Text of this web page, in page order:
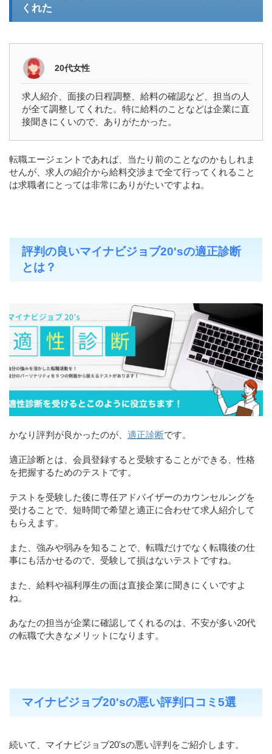
くれた
20代女性
求人紹介、面接の日程調整、給料の確認など、担当の人
が全て調整してくれた。特に給料のことなどは企業に直
接聞きにくいので、ありがたかった。
転職エージェントであれば、当たり前のことなのかもしれま
せんが、求人の紹介から給料交渉まで全て行ってくれること
は求職者にとっては非常にありがたいですよね。
評判の良いマイナビジョブ20'sの適正診断
とは？
かなり評判が良かったのが、 適正診断です。
適正診断とは、会員登録すると受験することができる、性格
を把握するためのテストです。
テストを受験した後に専任アドバイザーのカウンセルングを
受けることで、短時間で希望と適正に合わせて求人紹介して
もらえます。
また、強みや弱みを知ることで、転職だけでなく転職後の仕
事にも活かせるので、受験して損はないテストですね。
また、給料や福利厚生の面は直接企業に聞きにくいですよ
ね。
あなたの担当が企業に確認してくれるのは、不安が多い20代
の転職で大きなメリットになります。
マイナビジョブ20'sの悪い評判口コミ5選
続いて、マイナビジョブ20'sの悪い評判をご紹介します。